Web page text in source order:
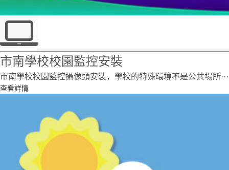
市南學校校園監控安裝
市南學校校園監控攝像頭安裝，學校的特殊環境不是公共場所···
查看詳情